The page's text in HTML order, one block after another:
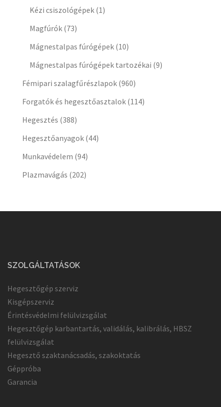
Kézi csiszológépek (1)
Magfúrók (73)
Mágnestalpas fúrógépek (10)
Mágnestalpas fúrógépek tartozékai (9)
Fémipari szalagfűrészlapok (960)
Forgatók és hegesztőasztalok (114)
Hegesztés (388)
Hegesztőanyagok (44)
Munkavédelem (94)
Plazmavágás (202)
SZOLGÁLTATÁSOK
Hegesztőgép szerviz
Kisgépszerviz
Érintésvédelmi felülvizsgálat
Hegesztőgép karbantartás, validálás, kalibrálás, HBSZ
felülvizsgálat
Hegesztő szaktanácsadás, szakoktatás
Géppróba
Garancia